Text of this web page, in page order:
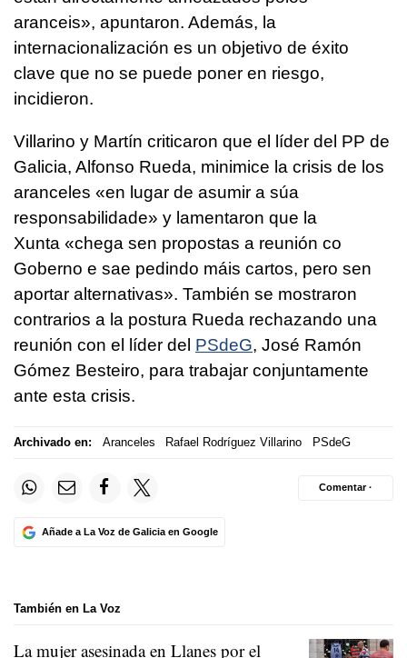
aranceis», apuntaron. Además, la
internacionalización es un objetivo de éxito
clave que no se puede poner en riesgo,
incidieron.
Villarino y Martín criticaron que el líder del PP de
Galicia, Alfonso Rueda, minimice la crisis de los
aranceles «en lugar de asumir a súa
responsabilidade» y lamentaron que la
Xunta «chega sen propostas a reunión co
Goberno e sae pedindo máis cartos, pero sen
aportar alternativas». También se mostraron
contrarios a la postura Rueda rechazando una
reunión con el líder del PSdeG, José Ramón
Gómez Besteiro, para trabajar conjuntamente
ante esta crisis.
Archivado en: Aranceles Rafael Rodríguez Villarino PSdeG
Añade a La Voz de Galicia en Google
Comentar ·
También en La Voz
La mujer asesinada en Llanes por el